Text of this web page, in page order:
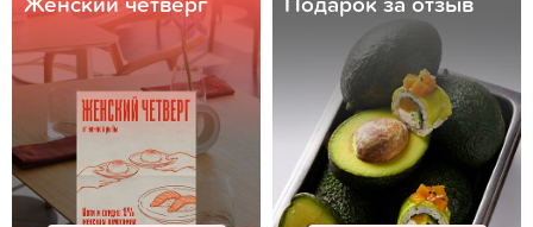
Женский четверг Подарок за отзыв